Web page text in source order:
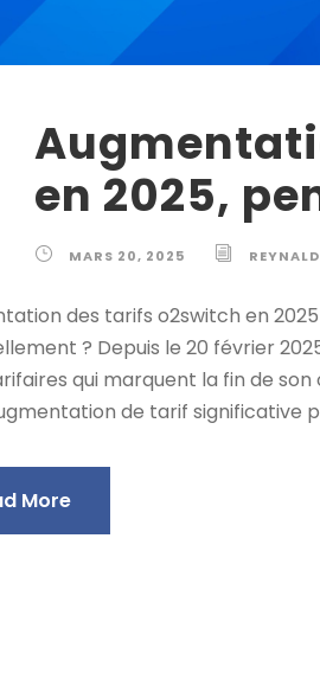
en 2025,
MARS 20, 2025
des tarifs o2switch en
? Depuis le 20 février
qui marquent la fin de
de tarif significative
More